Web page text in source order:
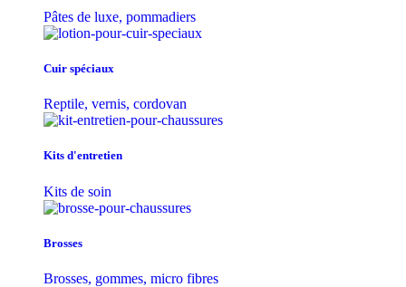
Pâtes de luxe, pommadiers
Cuir spéciaux
Reptile, vernis, cordovan
Kits d'entretien
Kits de soin
Brosses
Brosses, gommes, micro fibres